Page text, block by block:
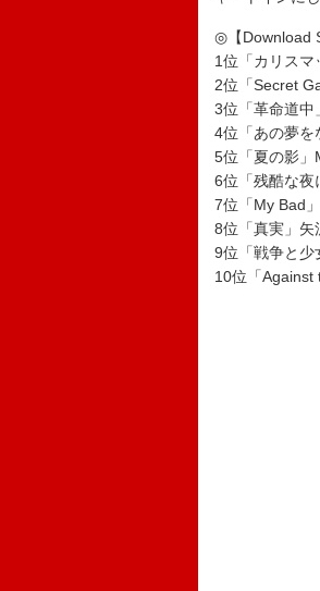
◎【Download
1位「カリスマ
2位「Secret
3位「革命道中
4位「あの夢を
5位「夏の影」
6位「残酷な夜
7位「My Bad
8位「真実」矢
9位「戦争と少
10位「Against